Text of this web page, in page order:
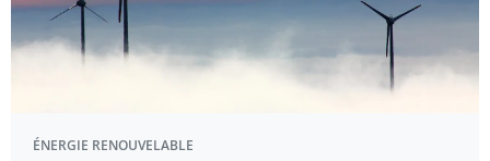
ÉNERGIE RENOUVELABLE